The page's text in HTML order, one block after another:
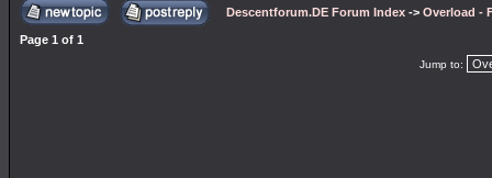
Descentforum.DE Forum Index -> Overload -
Page 1 of 1
Jump to: